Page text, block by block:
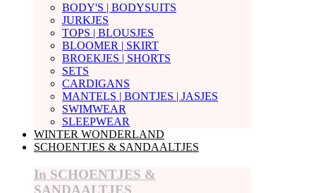
BODY'S | BODYSUITS
JURKJES
TOPS | BLOUSJES
BLOOMER | SKIRT
BROEKJES | SHORTS
SETS
CARDIGANS
MANTELS | BONTJES | JASJES
SWIMWEAR
SLEEPWEAR
WINTER WONDERLAND
SCHOENTJES & SANDAALTJES
In SCHOENTJES &
SANDAALTJES